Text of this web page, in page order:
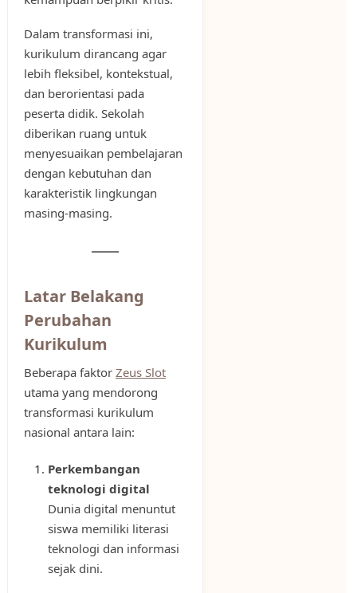
Dalam transformasi ini,
kurikulum dirancang agar
lebih fleksibel, kontekstual,
dan berorientasi pada
peserta didik. Sekolah
diberikan ruang untuk
menyesuaikan pembelajaran
dengan kebutuhan dan
karakteristik lingkungan
masing-masing.
Latar Belakang
Perubahan
Kurikulum
Beberapa faktor Zeus Slot
utama yang mendorong
transformasi kurikulum
nasional antara lain:
Perkembangan
teknologi digital
Dunia digital menuntut
siswa memiliki literasi
teknologi dan informasi
sejak dini.